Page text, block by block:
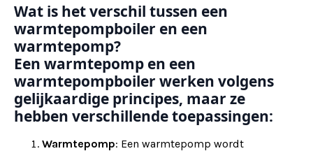
Wat is het verschil tussen een
warmtepompboiler en een
warmtepomp?
Een warmtepomp en een
warmtepompboiler werken volgens
gelijkaardige principes, maar ze
hebben verschillende toepassingen:
Warmtepomp: Een warmtepomp wordt